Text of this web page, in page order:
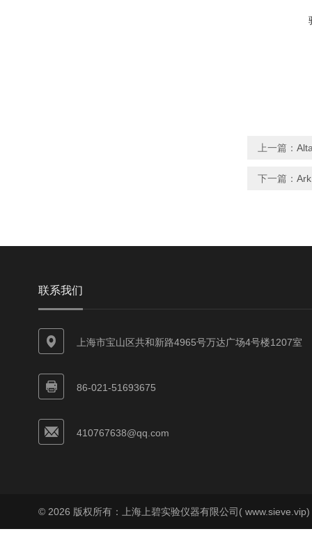
上一篇：
下一篇：
联系我们
上海市宝山区共和新路4965号万达广场4号楼1207室
86-021-51693675
410767638@qq.com
© 2026 版权所有：上海上碧实验仪器有限公司(